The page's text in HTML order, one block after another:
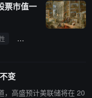
票市值一
分布式资产
变
，高盛预计美联储将在 20